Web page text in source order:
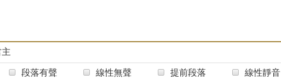
段落有聲 線性無聲 提前段落 線性靜音